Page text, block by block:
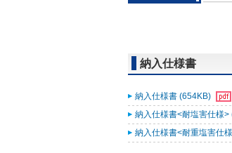
納入仕様書
納入仕様書 (654KB)
納入仕様書<耐塩害仕様>
納入仕様書<耐重塩害仕